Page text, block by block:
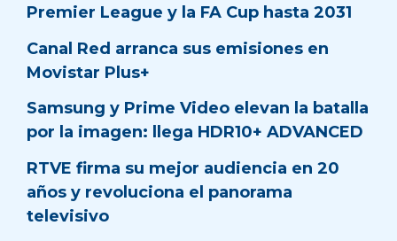
Premier League y la FA Cup hasta 2031
Canal Red arranca sus emisiones en
Movistar Plus+
Samsung y Prime Video elevan la batalla
por la imagen: llega HDR10+ ADVANCED
RTVE firma su mejor audiencia en 20
años y revoluciona el panorama
televisivo